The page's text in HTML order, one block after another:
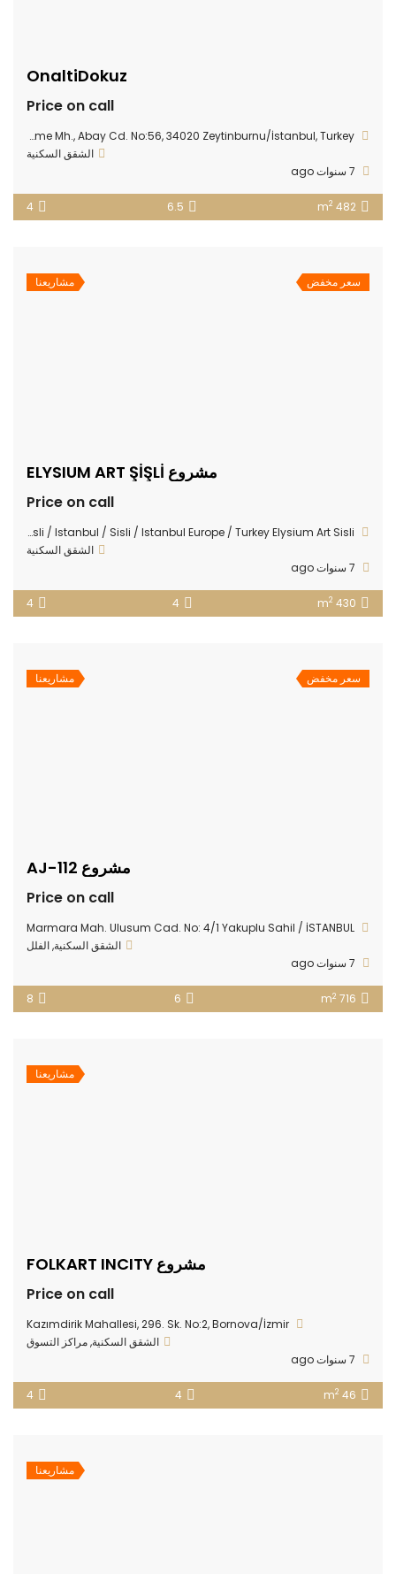
OnaltiDokuz
Price on call
Kazlıçeşme Mh., Abay Cd. No:56, 34020 Zeytinburnu/İstanbul, Turkey
الشقق السكنية
482 m
2
6.5
4
سعر مخفض مشاريعنا
مشروع ELYSIUM ART ŞİŞLİ
Price on call
Sisli Merkez neighborhood bakery across the street No: 35 Sisli / Istanbul / Sisli / Istanbul Europe / Turkey Elysium Art Sisli
الشقق السكنية
430 m
2
4
4
سعر مخفض مشاريعنا
مشروع AJ-112
Price on call
Marmara Mah. Ulusum Cad. No: 4/1 Yakuplu Sahil / İSTANBUL
الشقق السكنية,الفلل
716 m
2
6
8
مشاريعنا
مشروع FOLKART INCITY
Price on call
Kazımdirik Mahallesi, 296. Sk. No:2, Bornova/İzmir
الشقق السكنية,مراكز التسوق
46 m
2
4
4
مشاريعنا